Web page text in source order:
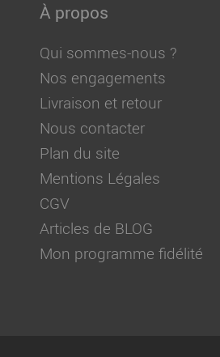
À propos
Qui sommes-nous ?
Nos engagements
Livraison et retour
Nous contacter
Plan du site
Mentions Légales
CGV
Articles de BLOG
Mon programme fidélité